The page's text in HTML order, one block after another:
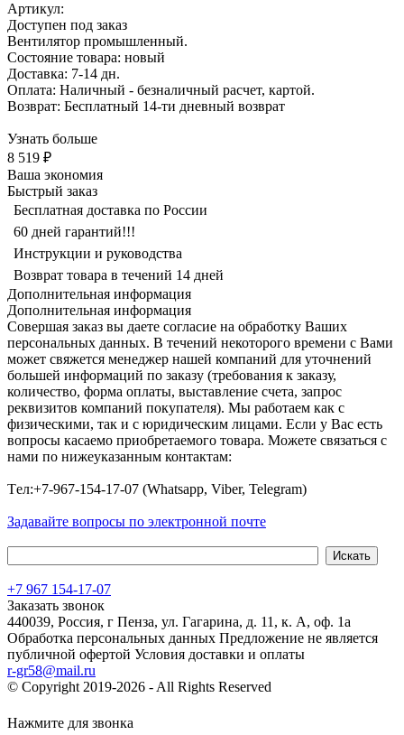
Артикул:
Доступен под заказ
Вентилятор промышленный.
Состояние товара: новый
Доставка: 7-14 дн.
Оплата: Наличный - безналичный расчет, картой.
Возврат: Бесплатный 14-ти дневный возврат
Узнать больше
8 519 ₽
Ваша экономия
Быстрый заказ
Бесплатная доставка по России
60 дней гарантий!!!
Инструкции и руководства
Возврат товара в течений 14 дней
Дополнительная информация
Дополнительная информация
Совершая заказ вы даете согласие на обработку Ваших
персональных данных. В течений некоторого времени с Вами
может свяжется менеджер нашей компаний для уточнений
большей информаций по заказу (требования к заказу,
количество, форма оплаты, выставление счета, запрос
реквизитов компаний покупателя). Мы работаем как с
физическими, так и с юридическим лицами. Если у Вас есть
вопросы касаемо приобретаемого товара. Можете связаться с
нами по нижеуказанным контактам:
Tел:+7-967-154-17-07 (Whatsapp, Viber, Telegram)
Задавайте вопросы по электронной почте
+7 967 154-17-07
Заказать звонок
440039, Россия, г Пенза, ул. Гагарина, д. 11, к. А, оф. 1а
Обработка персональных данных Предложение не является
публичной офертой Условия доставки и оплаты
r-gr58@mail.ru
© Copyright 2019-2026 - All Rights Reserved
Нажмите для звонка